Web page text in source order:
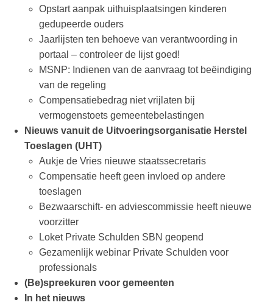
Opstart aanpak uithuisplaatsingen kinderen
gedupeerde ouders
Jaarlijsten ten behoeve van verantwoording in
portaal – controleer de lijst goed!
MSNP: Indienen van de aanvraag tot beëindiging
van de regeling
Compensatiebedrag niet vrijlaten bij
vermogenstoets gemeentebelastingen
Nieuws vanuit de Uitvoeringsorganisatie Herstel
Toeslagen (UHT)
Aukje de Vries nieuwe staatssecretaris
Compensatie heeft geen invloed op andere
toeslagen
Bezwaarschift- en adviescommissie heeft nieuwe
voorzitter
Loket Private Schulden SBN geopend
Gezamenlijk webinar Private Schulden voor
professionals
(Be)spreekuren voor gemeenten
In het nieuws